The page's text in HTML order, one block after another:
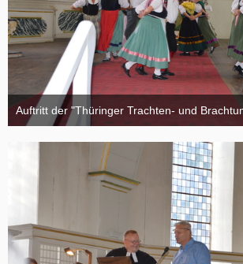
Auftritt der "Thüringer Trachten- und
18. August 2015